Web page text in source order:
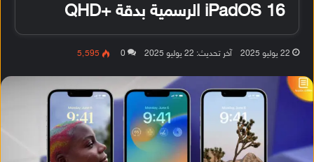
iPadOS 16 الرسمية بدقة +QHD
22 يوليو 2025 آخر تحديث: 22 يوليو 2025 0 5٬595